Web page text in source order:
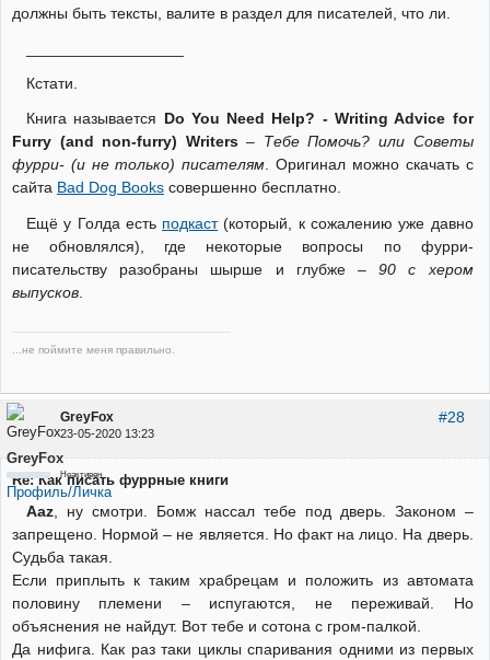
должны быть тексты, валите в раздел для писателей, что ли.
Кстати.
Книга называется Do You Need Help? - Writing Advice for
Furry (and non-furry) Writers– Тебе Помочь? или Советы
фурри- (и не только) писателям. Оригинал можно скачать с
сайта Bad Dog Books совершенно бесплатно.
Ещё у Голда есть подкаст(который, к сожалению уже давно
не обновлялся), где некоторые вопросы по фурри-
писательству разобраны шырше и глубже– 90 с хером
выпусков
...не поймите меня правильно.
#28
GreyFox
23-05-2020 13:23
GreyFox
Неактивен
Профиль/Личка
Re: Как писать фуррные книги
Aaz, ну смотри. Бомж нассал тебе под дверь. Законом –
запрещено. Нормой – не является. Но факт на лицо. На дверь.
Судьба такая.
Если приплыть к таким храбрецам и положить из автомата
половину племени – испугаются, не переживай. Но
объяснения не найдут. Вот тебе и сотона с гром-палкой.
Да нифига. Как раз таки циклы спаривания одними из первых